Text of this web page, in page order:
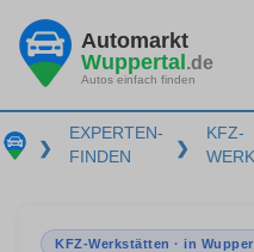
Automarkt
Wuppertal.de
Autos einfach finden
❯
EXPERTEN-
FINDEN
❯
KFZ-
KFZ-Werkstätten · in